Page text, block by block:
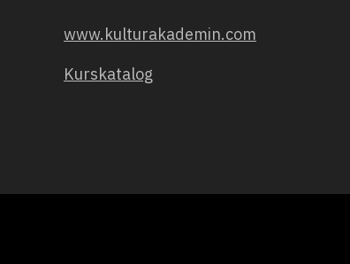
www.kulturakademin.com
Kurskatalog